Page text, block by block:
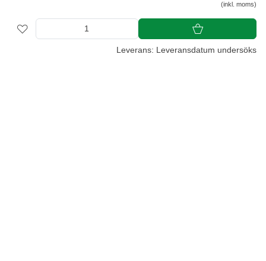
(inkl. moms)
Leverans: Leveransdatum undersöks